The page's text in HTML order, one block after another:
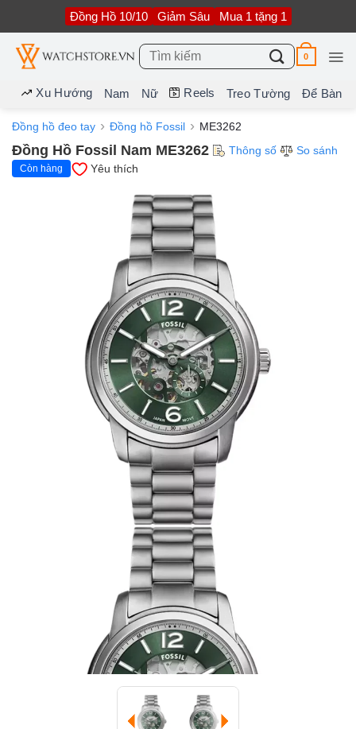
nội
dung
Đồng Hồ 10/10 Giảm Sâu Mua 1 tặng 1
Tìm
kiếm:
0
Xu Hướng Nam Nữ Reels Treo Tường Để Bàn
Đồng hồ đeo tay Đồng hồ Fossil ME3262
Đồng Hồ Fossil Nam ME3262 Thông số So sánh
Còn hàng Yêu thích